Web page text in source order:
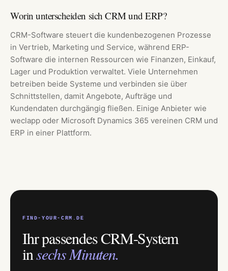
Worin unterscheiden sich CRM und ERP?
CRM-Software steuert die kundenbezogenen Prozesse
in Vertrieb, Marketing und Service, während ERP-
Software die internen Ressourcen wie Finanzen, Einkauf,
Lager und Produktion verwaltet. Viele Unternehmen
betreiben beide Systeme und verbinden sie über
Schnittstellen, damit Angebote, Aufträge und
Kundendaten durchgängig fließen. Einige Anbieter wie
weclapp oder Microsoft Dynamics 365 vereinen CRM und
ERP in einer Plattform.
FIND-YOUR-CRM.DE
Ihr passendes CRM-System
insechs Minuten.